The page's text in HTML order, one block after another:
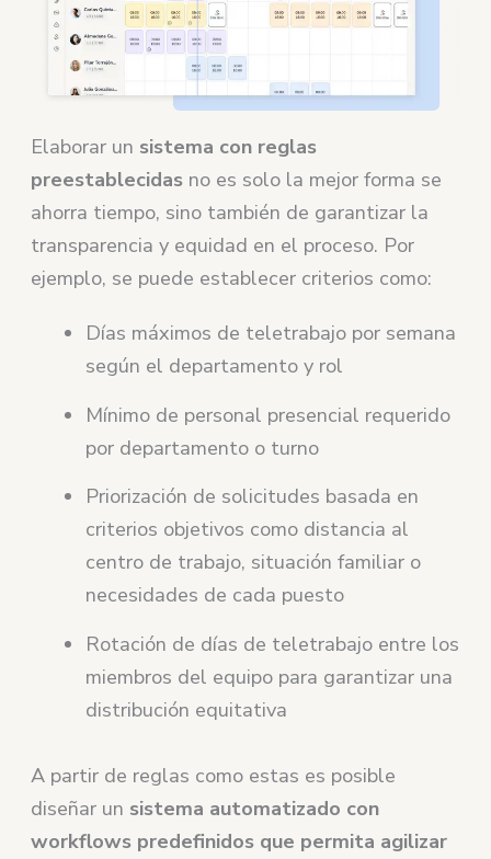
Elaborar un sistema con reglas
preestablecidas no es solo la mejor forma se
ahorra tiempo, sino también de garantizar la
transparencia y equidad en el proceso. Por
ejemplo, se puede establecer criterios como:
Días máximos de teletrabajo por semana
según el departamento y rol
Mínimo de personal presencial requerido
por departamento o turno
Priorización de solicitudes basada en
criterios objetivos como distancia al
centro de trabajo, situación familiar o
necesidades de cada puesto
Rotación de días de teletrabajo entre los
miembros del equipo para garantizar una
distribución equitativa
A partir de reglas como estas es posible
diseñar un sistema automatizado con
workflows predefinidos que permita agilizar